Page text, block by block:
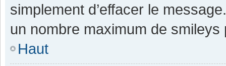
simplement d’effacer le
un nombre maximum de smileys
Haut